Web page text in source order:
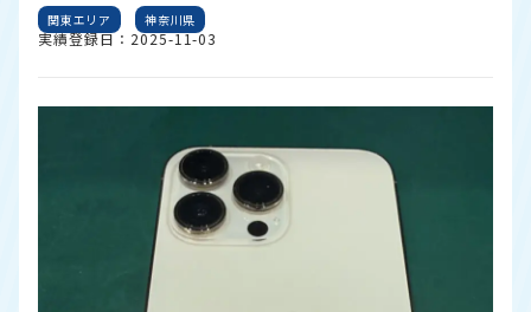
関東エリア 神奈川県
実績登録日：2025-11-03